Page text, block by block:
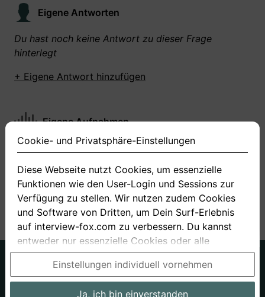
Eigene Antworten
Du hast noch keine Antwort zu dieser Frage
hinterlegt
+ Eigene Antwort hinzufügen
Eigene Aufnahmen
Du hast zu dieser Frage noch keine Antworten
+ Neue Antwort aufnehmen
Über uns
Datenschutz
AGB
Bewerbungsfragen Preise
Cookie- und Privatsphäre-Einstellungen
Diese Webseite nutzt Cookies, um essenzielle
Funktionen wie den User-Login und Sessions zur
Verfügung zu stellen. Wir nutzen zudem Cookies
und Software von Dritten, um Dein Surf-Erlebnis
auf interview-fox.com zu verbessern. Du kannst
entweder nur essenzielle Cookies oder alle
Cookies akzeptieren. Du kannst Deine
Einstellungen jederzeit in unseren Cookie- und
Privatsphäre-Einstellungen ändern. Dieser Link ist
Einstellungen individuell vornehmen
Ja, ich bin einverstanden